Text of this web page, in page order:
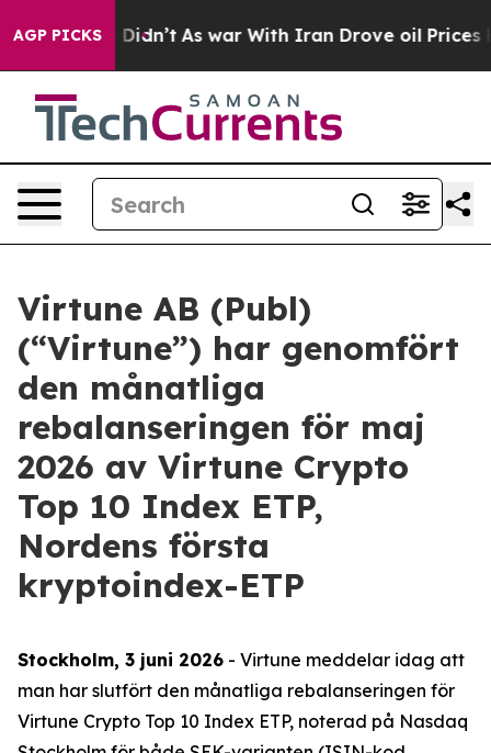
AGP PICKS
it Didn’t As war With Iran Drove oil Prices
Virtune AB (Publ)
(“Virtune”) har genomfört
den månatliga
rebalanseringen för maj
2026 av Virtune Crypto
Top 10 Index ETP,
Nordens första
kryptoindex-ETP
Stockholm, 3 juni 2026 - Virtune meddelar idag att
man har slutfört den månatliga rebalanseringen för
Virtune Crypto Top 10 Index ETP, noterad på Nasdaq